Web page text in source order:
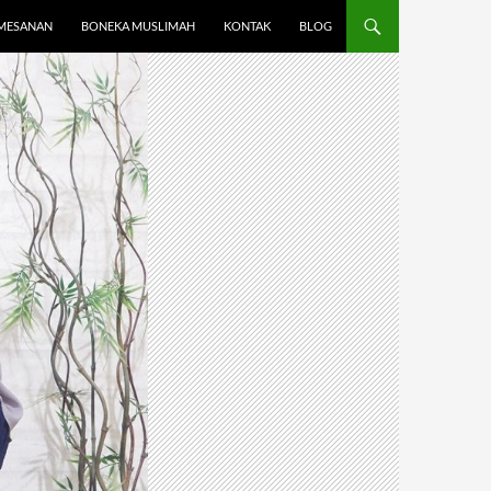
BONEKA MUSLIMAH KONTAK BLOG